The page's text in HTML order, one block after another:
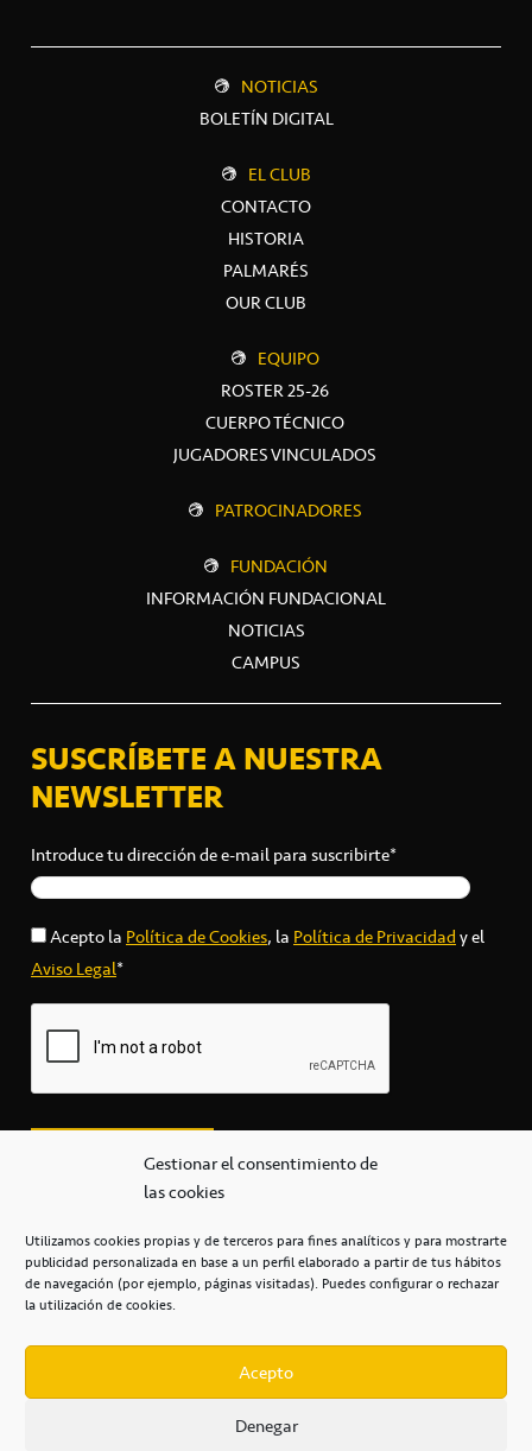
Gestionar el consentimiento de
las cookies
Utilizamos cookies propias y de terceros para fines analíticos y para mostrarte
publicidad personalizada en base a un perfil elaborado a partir de tus hábitos
de navegación (por ejemplo, páginas visitadas). Puedes configurar o rechazar
la utilización de cookies.
Acepto
Denegar
NOTICIAS
BOLETÍN DIGITAL
EL CLUB
CONTACTO
HISTORIA
PALMARÉS
OUR CLUB
EQUIPO
ROSTER 25-26
CUERPO TÉCNICO
JUGADORES VINCULADOS
PATROCINADORES
FUNDACIÓN
INFORMACIÓN FUNDACIONAL
NOTICIAS
CAMPUS
SUSCRÍBETE A NUESTRA
NEWSLETTER
Introduce tu dirección de e-mail para suscribirte*
Acepto laPolítica de Cookies, laPolítica de Privacidady el
Aviso Legal*
secretaria@cbcanarias.es
+34 922 253 684
Casa del Deporte / 38108 – La Laguna